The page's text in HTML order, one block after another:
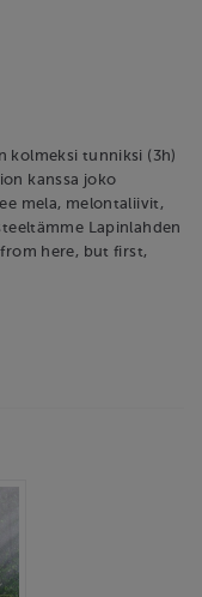
kolmeksi tunniksi (3h)
kanssa joko
mela, melontaliivit,
Lapinlahden
here, but first,